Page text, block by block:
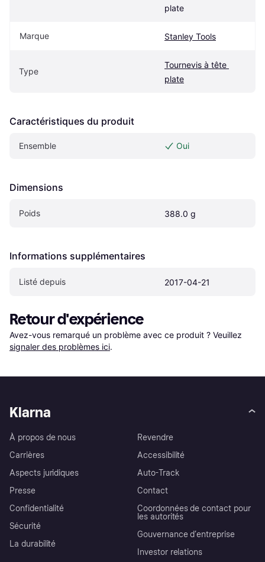
plate
Marque Stanley Tools
Type
Tournevis à tête
plate
Caractéristiques du produit
Ensemble Oui
Dimensions
Poids 388.0 g
Informations supplémentaires
Listé depuis 2017-04-21
Retour d'expérience
Avez-vous remarqué un problème avec ce produit ? Veuillez
signaler des problèmes ici.
Klarna
À propos de nous
Carrières
Aspects juridiques
Presse
Confidentialité
Sécurité
La durabilité
Revendre
Accessibilité
Auto-Track
Contact
Coordonnées de contact pour
les autorités
Gouvernance d’entreprise
Investor relations